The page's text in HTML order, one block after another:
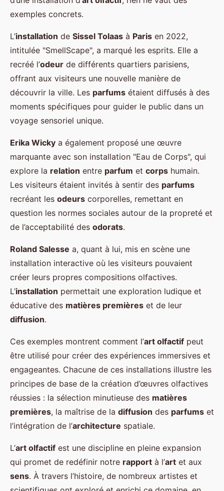
exemples concrets.
L’installation de Sissel Tolaas à Paris en 2022,
intitulée "SmellScape", a marqué les esprits. Elle a
recréé l’odeur de différents quartiers parisiens,
offrant aux visiteurs une nouvelle manière de
découvrir la ville. Les parfums étaient diffusés à des
moments spécifiques pour guider le public dans un
voyage sensoriel unique.
Erika Wicky a également proposé une œuvre
marquante avec son installation "Eau de Corps", qui
explore la relation entre parfum et corps humain.
Les visiteurs étaient invités à sentir des parfums
recréant les odeurs corporelles, remettant en
question les normes sociales autour de la propreté et
de l’acceptabilité des odorats.
Roland Salesse a, quant à lui, mis en scène une
installation interactive où les visiteurs pouvaient
créer leurs propres compositions olfactives.
L’installation permettait une exploration ludique et
éducative des matières premières et de leur
diffusion.
Ces exemples montrent comment l’art olfactif peut
être utilisé pour créer des expériences immersives et
engageantes. Chacune de ces installations illustre les
principes de base de la création d’œuvres olfactives
réussies : la sélection minutieuse des matières
premières, la maîtrise de la diffusion des parfums et
l’intégration de l’architecture spatiale.
L’art olfactif est une discipline en pleine expansion
qui promet de redéfinir notre rapport à l’art et aux
sens. À travers l’histoire, de nombreux artistes et